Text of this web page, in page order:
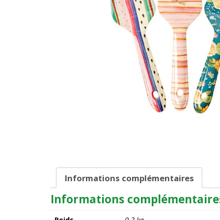
Informations complémentaires
Informations